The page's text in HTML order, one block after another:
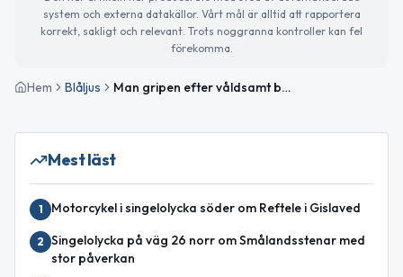
system och externa datakällor. Vårt mål är alltid att rapportera
korrekt, sakligt och relevant. Trots noggranna kontroller kan fel
förekomma.
Hem Blåljus Man gripen efter våldsamt beteende på bar i Jönköping
Mest läst
1 Motorcykel i singelolycka söder om Reftele i Gislaved
2 Singelolycka på väg 26 norr om Smålandsstenar med
stor påverkan